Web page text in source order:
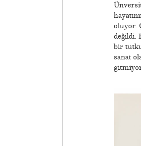
oluyor.
değildi.
bir
sanat